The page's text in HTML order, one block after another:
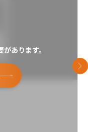
あります。
次